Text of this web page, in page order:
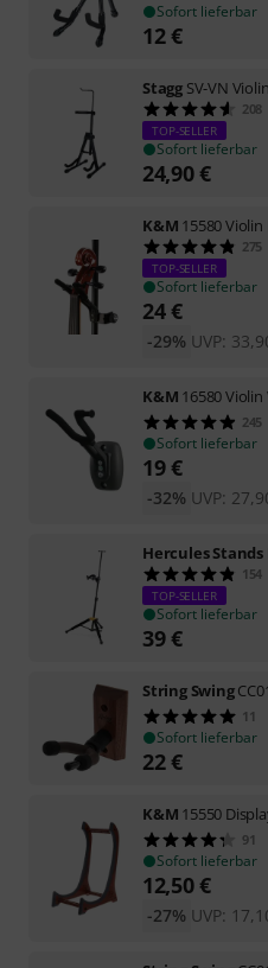
Sofort lieferbar
12€
Stagg SV-VN
208
TOP-SELLER
Sofort lieferbar
24,90€
K&M 15580
275
TOP-SELLER
Sofort lieferbar
24€
UVP:
-29%
K&M 16580 Violin
245
Sofort lieferbar
19€
UVP:
-32%
Hercules Stands
154
TOP-SELLER
Sofort lieferbar
39€
String Swing
11
Sofort lieferbar
22€
K&M 15550
91
Sofort lieferbar
12,50€
UVP:
-27%